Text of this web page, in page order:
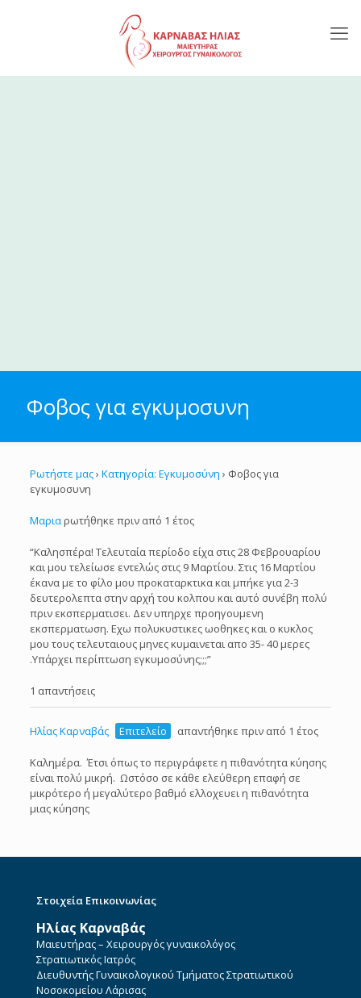
Φοβος για εγκυμοσυνη
Ρωτήστε μας› Κατηγορία: Εγκυμοσύνη › Φοβος για
εγκυμοσυνη
Μαριαρωτήθηκε πριν από 1 έτος
“Καλησπέρα! Τελευταία περίοδο είχα στις 28 Φεβρουαρίου
και μου τελείωσε εντελώς στις 9 Μαρτίου. Στις 16 Μαρτίου
έκανα με το φίλο μου προκαταρκτικα και μπήκε για 2-3
δευτερολεπτα στην αρχή του κολπου και αυτό συνέβη πολύ
πριν εκσπερματισει. Δεν υπηρχε προηγουμενη
εκσπερματωση. Εχω πολυκυστικες ωοθηκες και ο κυκλος
μου τους τελευταιους μηνες κυμαινεται απο 35- 40 μερες
.Υπάρχει περίπτωση εγκυμοσύνης;;;”
1 απαντήσεις
Ηλίας Καρναβάς Επιτελείο απαντήθηκε πριν από 1 έτος
Καλημέρα. Έτσι όπως το περιγράφετε η πιθανότητα κύησης
είναι πολύ μικρή. Ωστόσο σε κάθε ελεύθερη επαφή σε
μικρότερο ή μεγαλύτερο βαθμό ελλοχευει η πιθανότητα
μιας κύησης
Στοιχεία Επικοινωνίας
Ηλίας Καρναβάς
Μαιευτήρας – Χειρουργός γυναικολόγος
Στρατιωτικός Ιατρός
Διευθυντής Γυναικολογικού Τμήματος Στρατιωτικού
Νοσοκομείου Λάρισας